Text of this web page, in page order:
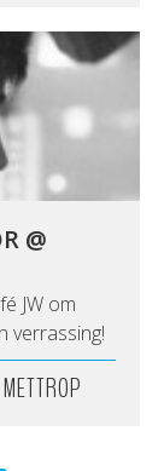
@
JW om
verrassing!